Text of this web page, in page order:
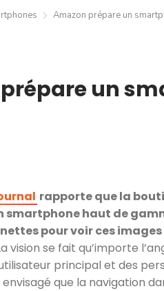
Amazon prépare un
un
rapporte que la
haut de
pour voir ces
vision se fait qu’importe
principal et des
que la navigation